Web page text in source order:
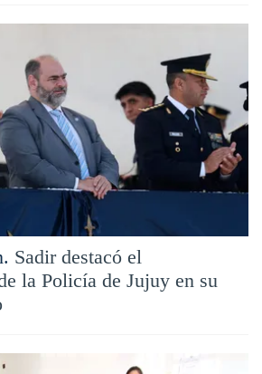
Sadir destacó el
la Policía de Jujuy en su